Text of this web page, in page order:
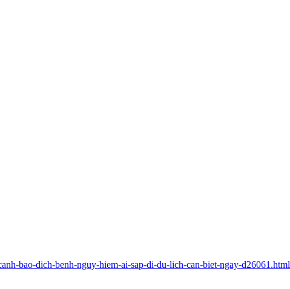
bao-dich-benh-nguy-hiem-ai-sap-di-du-lich-can-biet-ngay-d26061.html